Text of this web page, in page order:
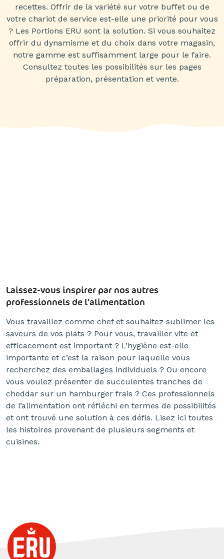
recettes. Offrir de la variété sur votre buffet ou de
votre chariot de service est-elle une priorité pour vous
? Les Portions ERU sont la solution. Si vous souhaitez
offrir du dynamisme et du choix dans votre magasin,
notre gamme est suffisamment large pour le faire.
Consultez toutes les possibilités sur les pages
préparation, présentation et vente.
Laissez-vous inspirer par nos autres
professionnels de l'alimentation
Vous travaillez comme chef et souhaitez sublimer les
saveurs de vos plats ? Pour vous, travailler vite et
efficacement est important ? L’hygiène est-elle
importante et c’est la raison pour laquelle vous
recherchez des emballages individuels ? Ou encore
vous voulez présenter de succulentes tranches de
cheddar sur un hamburger frais ? Ces professionnels
de l’alimentation ont réfléchi en termes de possibilités
et ont trouvé une solution à ces défis. Lisez ici toutes
les histoires provenant de plusieurs segments et
cuisines.